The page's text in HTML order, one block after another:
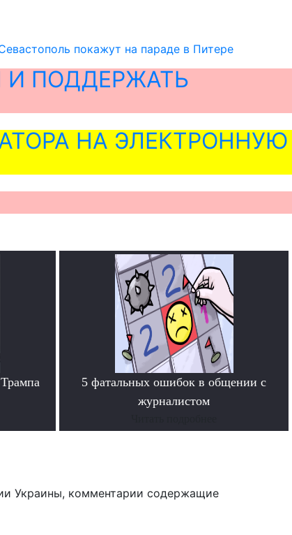
покажут на параде в Питере
И ПОДДЕРЖАТЬ
НА ЭЛЕКТРОННУЮ
5 фатальных ошибок в общении с
журналистом
Украины, комментарии содержащие